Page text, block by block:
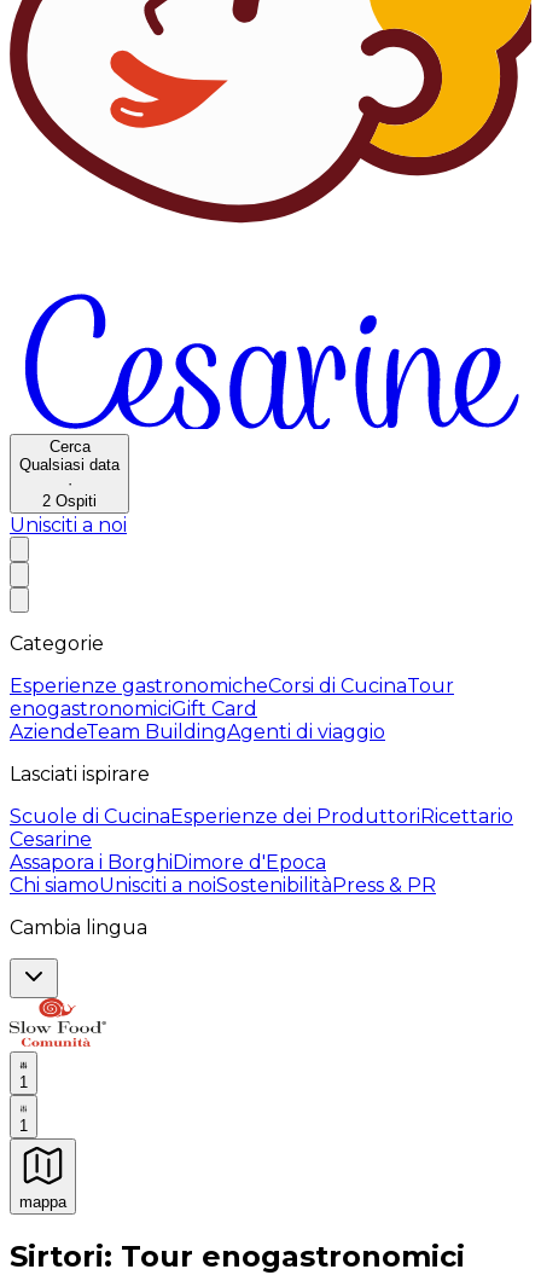
Cerca
Qualsiasi data
·
2 Ospiti
Unisciti a noi
Categorie
Esperienze gastronomicheCorsi di CucinaTour
enogastronomiciGift Card
AziendeTeam BuildingAgenti di viaggio
Lasciati ispirare
Scuole di CucinaEsperienze dei ProduttoriRicettario
Cesarine
Assapora i BorghiDimore d'Epoca
Chi siamoUnisciti a noiSostenibilitàPress & PR
Cambia lingua
1
1
mappa
Esperienze culinarie indimenticabili: Esperienze
Sirtori: Tour enogastronomici